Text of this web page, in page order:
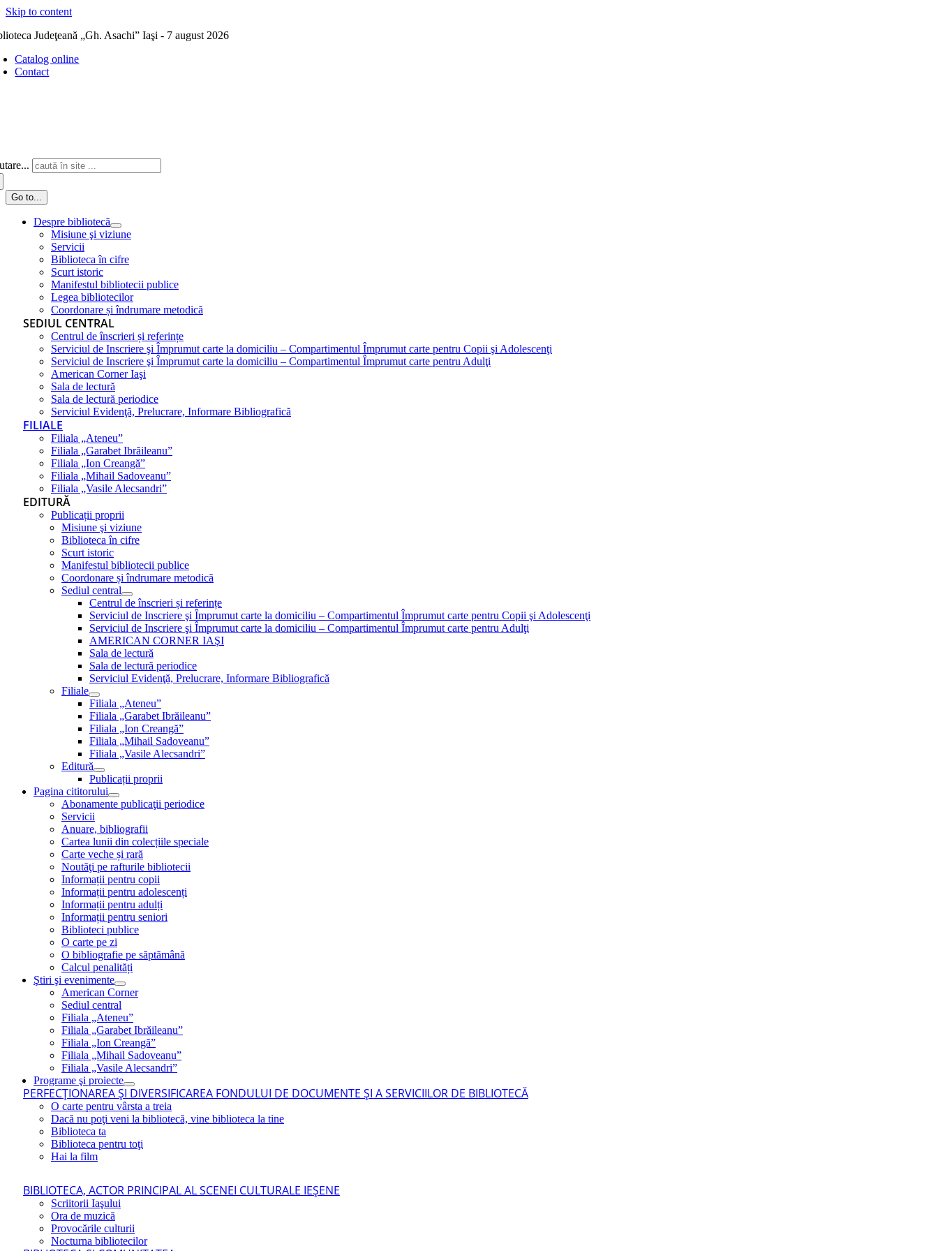
Skip to content
Judeţeană „Gh. Asachi” Iaşi - 7 august 2026
Catalog online
Contact
Go to...
Despre bibliotecă
Misiune şi viziune
Servicii
Biblioteca în cifre
Scurt istoric
Manifestul bibliotecii publice
Legea bibliotecilor
Coordonare și îndrumare metodică
SEDIUL CENTRAL
Centrul de înscrieri și referințe
Serviciul de Inscriere şi Împrumut carte la domiciliu – Compartimentul Împrumut carte pentru Copii şi Adolescenţi
Serviciul de Inscriere şi Împrumut carte la domiciliu – Compartimentul Împrumut carte pentru Adulţi
American Corner Iaşi
Sala de lectură
Sala de lectură periodice
Serviciul Evidenţă, Prelucrare, Informare Bibliografică
FILIALE
Filiala „Ateneu”
Filiala „Garabet Ibrăileanu”
Filiala „Ion Creangă”
Filiala „Mihail Sadoveanu”
Filiala „Vasile Alecsandri”
EDITURĂ
Publicații proprii
Misiune şi viziune
Biblioteca în cifre
Scurt istoric
Manifestul bibliotecii publice
Coordonare și îndrumare metodică
Sediul central
Centrul de înscrieri și referințe
Serviciul de Inscriere şi Împrumut carte la domiciliu – Compartimentul Împrumut carte pentru Copii şi Adolescenţi
Serviciul de Inscriere şi Împrumut carte la domiciliu – Compartimentul Împrumut carte pentru Adulţi
AMERICAN CORNER IAŞI
Sala de lectură
Sala de lectură periodice
Serviciul Evidenţă, Prelucrare, Informare Bibliografică
Filiale
Filiala „Ateneu”
Filiala „Garabet Ibrăileanu”
Filiala „Ion Creangă”
Filiala „Mihail Sadoveanu”
Filiala „Vasile Alecsandri”
Editură
Publicații proprii
Pagina cititorului
Abonamente publicaţii periodice
Servicii
Anuare, bibliografii
Cartea lunii din colecțiile speciale
Carte veche și rară
Noutăţi pe rafturile bibliotecii
Informații pentru copii
Informații pentru adolescenți
Informații pentru adulți
Informații pentru seniori
Biblioteci publice
O carte pe zi
O bibliografie pe săptămână
Calcul penalități
Ştiri şi evenimente
American Corner
Sediul central
Filiala „Ateneu”
Filiala „Garabet Ibrăileanu”
Filiala „Ion Creangă”
Filiala „Mihail Sadoveanu”
Filiala „Vasile Alecsandri”
Programe şi proiecte
PERFECŢIONAREA ŞI DIVERSIFICAREA FONDULUI DE DOCUMENTE ŞI A SERVICIILOR DE BIBLIOTECĂ
O carte pentru vârsta a treia
Dacă nu poţi veni la bibliotecă, vine biblioteca la tine
Biblioteca ta
Biblioteca pentru toţi
Hai la film
BIBLIOTECA, ACTOR PRINCIPAL AL SCENEI CULTURALE IEŞENE
Scriitorii Iaşului
Ora de muzică
Provocările culturii
Nocturna bibliotecilor